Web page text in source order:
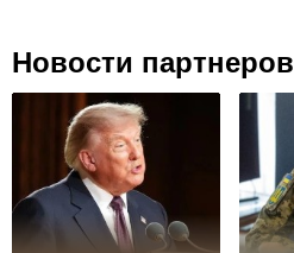
Новости партнеров